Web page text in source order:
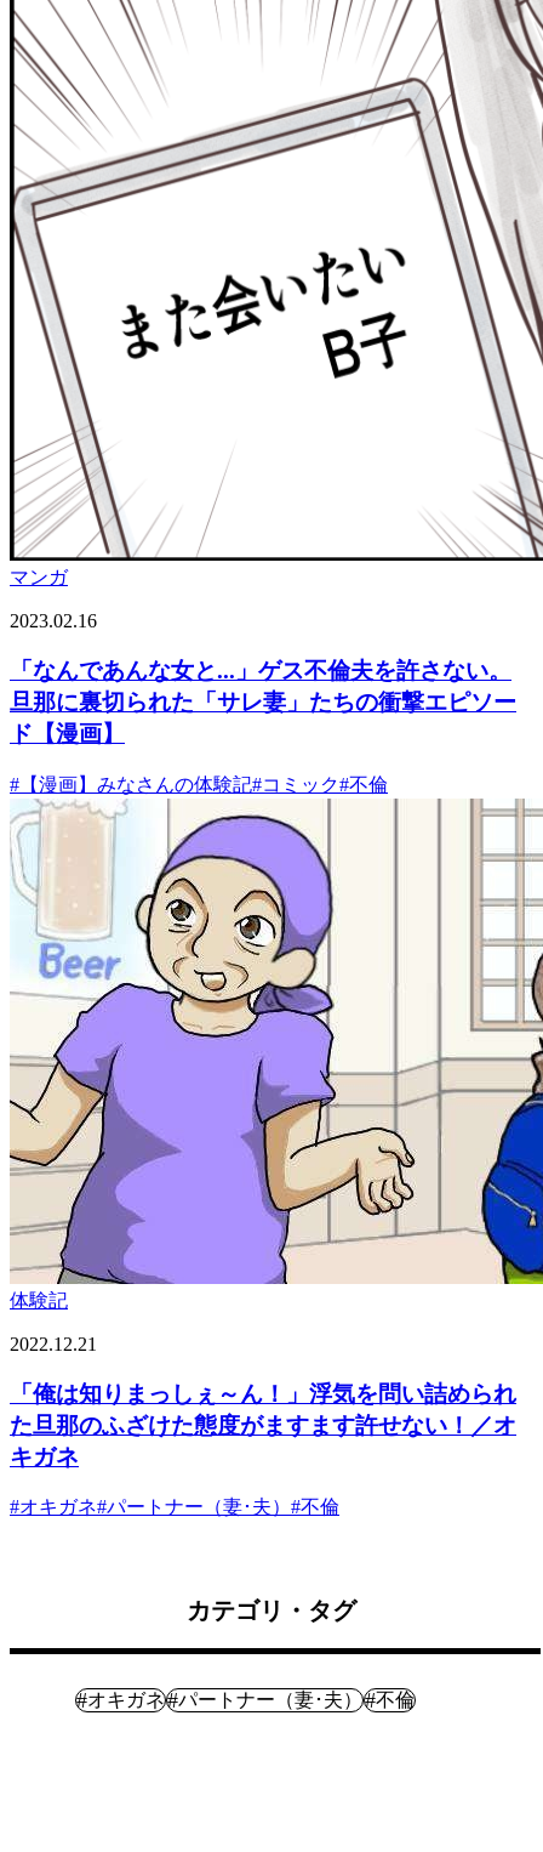
マンガ
2023.02.16
「なんであんな女と...」ゲス不倫夫を許さない。
旦那に裏切られた「サレ妻」たちの衝撃エピソー
ド【漫画】
# 【漫画】みなさんの体験記#コミック#不倫
体験記
2022.12.21
「俺は知りまっしぇ～ん！」浮気を問い詰められ
た旦那のふざけた態度がますます許せない！／オ
キガネ
#オキガネ#パートナー（妻･夫） #不倫
カテゴリ・タグ
#オキガネ#パートナー（妻･夫）#不倫